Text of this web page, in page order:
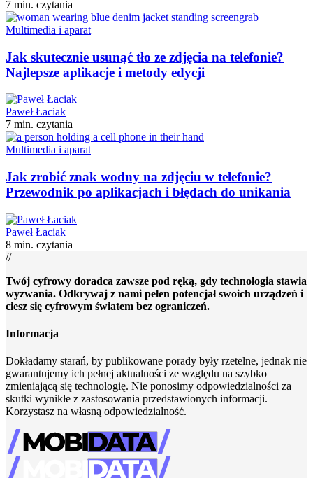
7 min. czytania
Multimedia i aparat
Jak skutecznie usunąć tło ze zdjęcia na telefonie?
Najlepsze aplikacje i metody edycji
Paweł Łaciak
7 min. czytania
Multimedia i aparat
Jak zrobić znak wodny na zdjęciu w telefonie?
Przewodnik po aplikacjach i błędach do unikania
Paweł Łaciak
8 min. czytania
//
Twój cyfrowy doradca zawsze pod ręką, gdy technologia stawia
wyzwania. Odkrywaj z nami pełen potencjał swoich urządzeń i
ciesz się cyfrowym światem bez ograniczeń.
Informacja
Dokładamy starań, by publikowane porady były rzetelne, jednak nie
gwarantujemy ich pełnej aktualności ze względu na szybko
zmieniającą się technologię. Nie ponosimy odpowiedzialności za
skutki wynikłe z zastosowania przedstawionych informacji.
Korzystasz na własną odpowiedzialność.